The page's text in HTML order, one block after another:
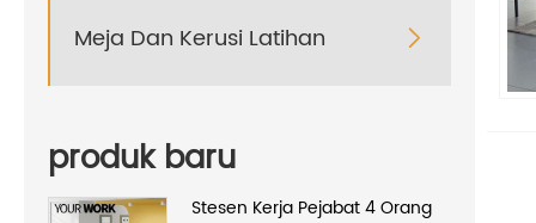
Meja Dan Kerusi Latihan 
produk baru
Stesen Kerja Pejabat 4 Orang